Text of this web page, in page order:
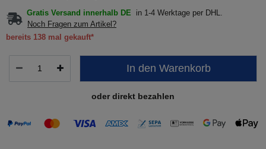
Gratis Versand innerhalb DE
in 1-4 Werktage per DHL.
Noch Fragen zum Artikel?
bereits 138 mal gekauft*
In den Warenkorb
oder direkt bezahlen